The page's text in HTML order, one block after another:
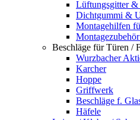
Lüftungsgitter &
Dichtgummi &
Montagehilfen
Beschläge für Türen /
Wurzbacher
Karcher
Hoppe
Griffwerk
Beschläge f.
Häfele